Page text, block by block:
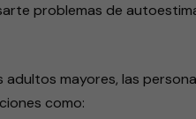
problemas de
adultos mayores, las
como: